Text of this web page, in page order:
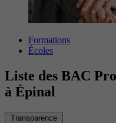
Formations
Écoles
Liste des BAC
à Épinal
Transparence